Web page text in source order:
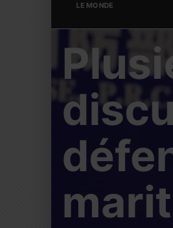
LE MONDE
HOME CHINE-AFRIQUE